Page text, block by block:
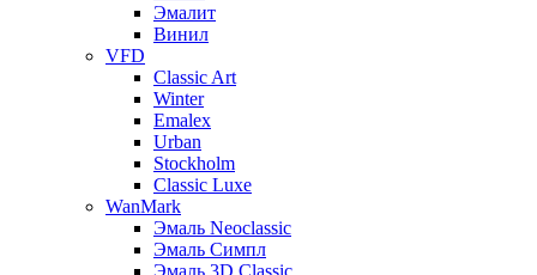
Эмалит
Винил
VFD
Classic Art
Winter
Emalex
Urban
Stockholm
Classic Luxe
WanMark
Эмаль Neoclassic
Эмаль Симпл
Эмаль 3D Classic